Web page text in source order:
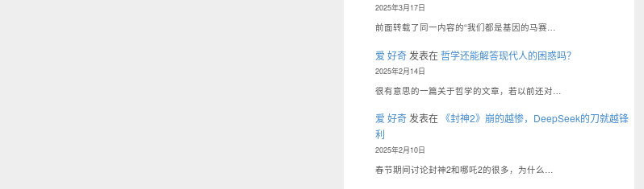
2025年3月17日
前面转载了同一内容的“我们都是基因的马赛…
爱 好奇 发表在哲学还能解答现代人的困惑吗？
2025年2月14日
很有意思的一篇关于哲学的文章，若以前还对…
爱 好奇 发表在 《封神2》崩的越惨，DeepSeek的刀就越锋
利
2025年2月10日
春节期间讨论封神2和哪吒2的很多，为什么…